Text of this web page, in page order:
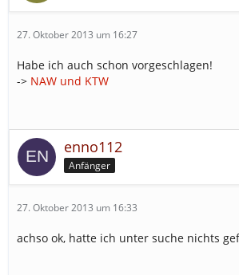
27. Oktober 2013 um 16:27
Habe ich auch schon vorgeschlagen!
-> NAW und KTW
enno112
Anfänger
27. Oktober 2013 um 16:33
achso ok, hatte ich unter suche nichts